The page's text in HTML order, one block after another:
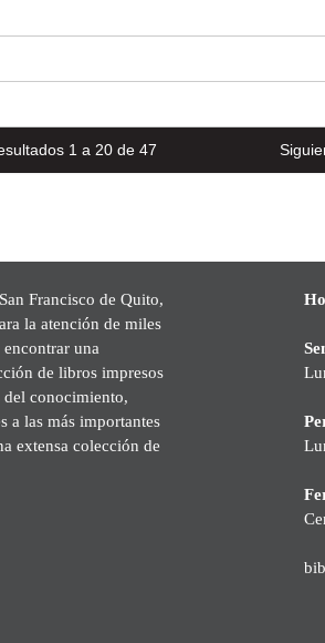
1 a 20 de 47
Francisco de Quito,
la atención de miles
una
de libros impresos
del conocimiento,
a las más importantes
extensa colección de